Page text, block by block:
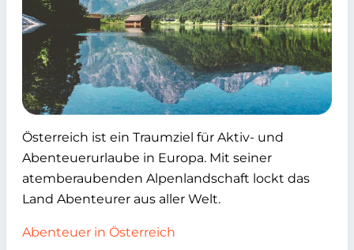
Österreich ist ein Traumziel für Aktiv- und
Abenteuerurlaube in Europa. Mit seiner
atemberaubenden Alpenlandschaft lockt das
Land Abenteurer aus aller Welt.
Abenteuer in Österreich